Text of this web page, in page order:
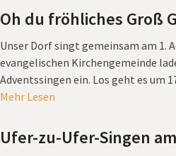
Oh du fröhliches Groß
Unser Dorf singt gemeinsam am 1.
evangelischen Kirchengemeinde
Adventssingen ein. Los geht es um
Mehr Lesen
Ufer-zu-Ufer-Singen